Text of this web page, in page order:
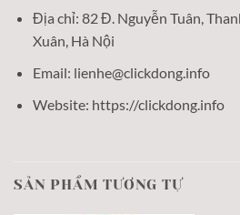
Địa chỉ: 82 Đ. Nguyễn Tuân,
Xuân, Hà Nội
Email: lienhe@clickdong.info
Website: https://clickdong.info
SẢN PHẨM TƯƠNG TỰ